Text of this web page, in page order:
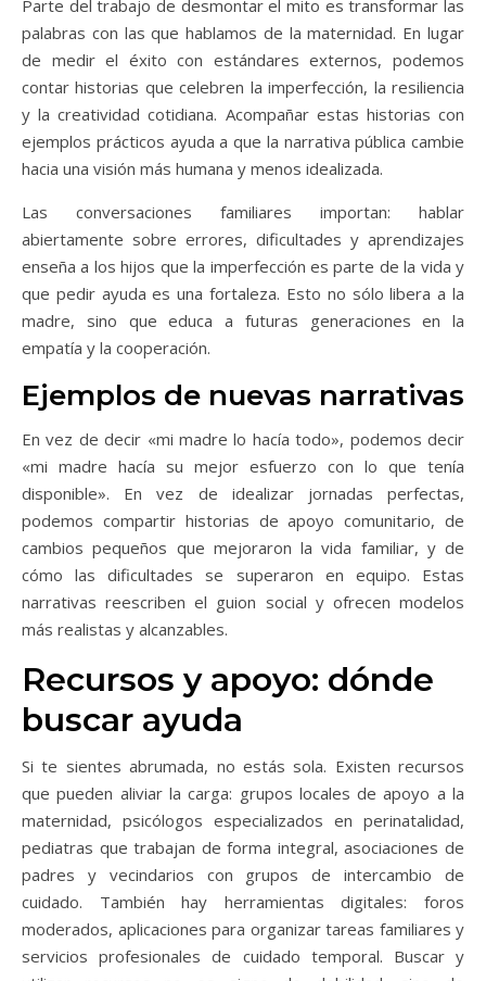
Parte del trabajo de desmontar el mito es transformar las
palabras con las que hablamos de la maternidad. En lugar
de medir el éxito con estándares externos, podemos
contar historias que celebren la imperfección, la resiliencia
y la creatividad cotidiana. Acompañar estas historias con
ejemplos prácticos ayuda a que la narrativa pública cambie
hacia una visión más humana y menos idealizada.
Las conversaciones familiares importan: hablar
abiertamente sobre errores, dificultades y aprendizajes
enseña a los hijos que la imperfección es parte de la vida y
que pedir ayuda es una fortaleza. Esto no sólo libera a la
madre, sino que educa a futuras generaciones en la
empatía y la cooperación.
Ejemplos de nuevas narrativas
En vez de decir «mi madre lo hacía todo», podemos decir
«mi madre hacía su mejor esfuerzo con lo que tenía
disponible». En vez de idealizar jornadas perfectas,
podemos compartir historias de apoyo comunitario, de
cambios pequeños que mejoraron la vida familiar, y de
cómo las dificultades se superaron en equipo. Estas
narrativas reescriben el guion social y ofrecen modelos
más realistas y alcanzables.
Recursos y apoyo: dónde
buscar ayuda
Si te sientes abrumada, no estás sola. Existen recursos
que pueden aliviar la carga: grupos locales de apoyo a la
maternidad, psicólogos especializados en perinatalidad,
pediatras que trabajan de forma integral, asociaciones de
padres y vecindarios con grupos de intercambio de
cuidado. También hay herramientas digitales: foros
moderados, aplicaciones para organizar tareas familiares y
servicios profesionales de cuidado temporal. Buscar y